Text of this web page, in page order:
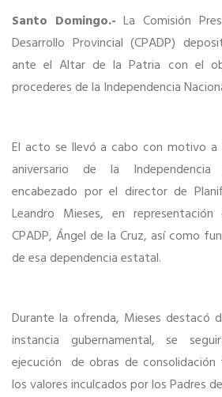
Santo Domingo.- La Comisión
Desarrollo Provincial (CPADP)
ante el Altar de la Patria con el
procederes de la Independencia
El acto se llevó a cabo con motivo a
aniversario de la
encabezado por el director de
Leandro Mieses, en
CPADP, Ángel de la Cruz, así como
de esa dependencia estatal.
Durante la ofrenda, Mieses destacó
instancia gubernamental, se
ejecución de obras de
los valores inculcados por los Padres